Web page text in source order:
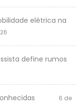
elétrica na
define rumos
6 de